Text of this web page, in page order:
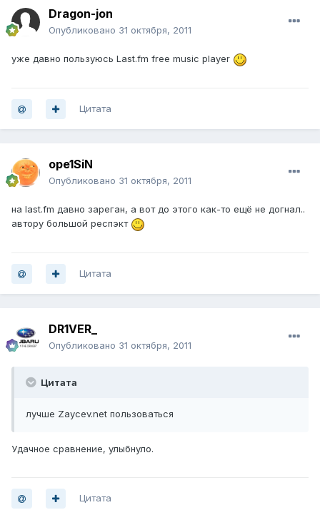
Dragon-jon
Опубликовано 31 октября, 2011
уже давно пользуюсь Last.fm free music player
Цитата
ope1SiN
Опубликовано 31 октября, 2011
на last.fm давно зареган, а вот до этого как-то ещё не догнал..
автору большой респэкт
Цитата
DR1VER_
Опубликовано 31 октября, 2011
Цитата
лучше Zaycev.net пользоваться
Удачное сравнение, улыбнуло.
Цитата